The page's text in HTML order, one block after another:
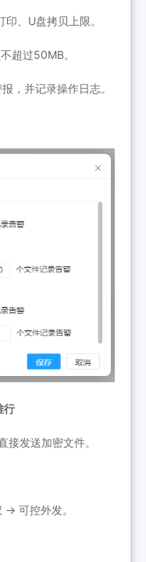
、U盘拷贝上限。
超过50MB。
，并记录操作日志。
行
接发送加密文件。
可控外发。